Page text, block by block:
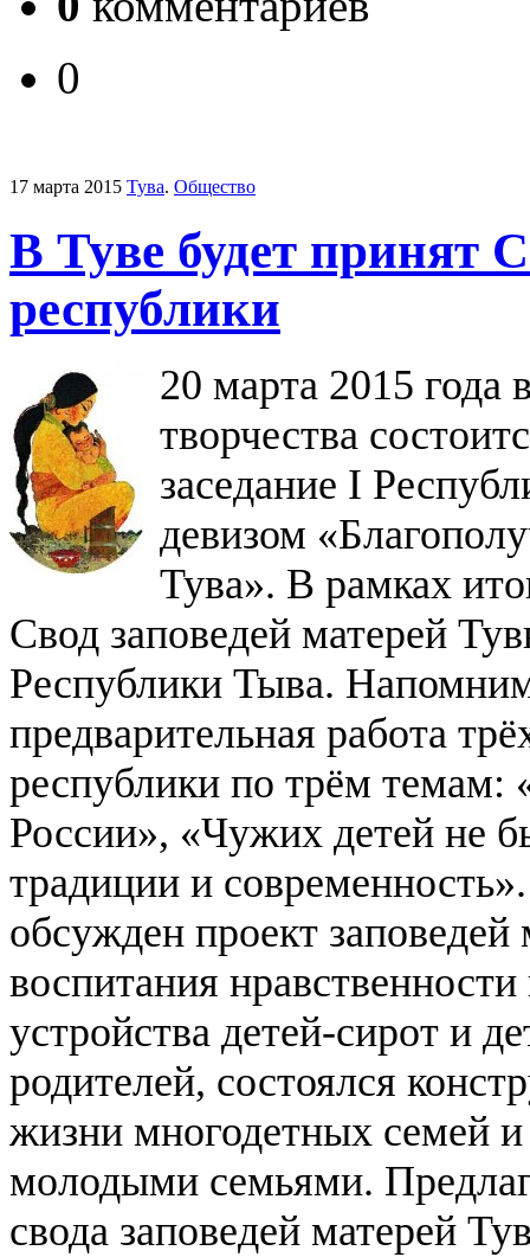
0
17 марта 2015 Тува. Общество
В Туве будет принят
республики
20 марта 2015 года
творчества
заседание I
девизом
Тува». В рамках
Свод заповедей матерей
Республики Тыва.
предварительная работа
республики по трём темам:
России», «Чужих детей не
традиции и
обсужден проект
воспитания
устройства детей-сирот и
родителей, состоялся
жизни многодетных семей
молодыми семьями.
свода заповедей матерей